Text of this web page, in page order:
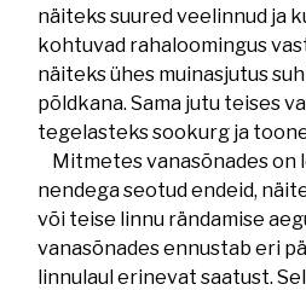
näiteks suured veelinnud ja
kohtuvad rahaloomingus
näiteks ühes muinasjutus
põldkana. Sama jutu teises
tegelasteks sookurg ja
Mitmetes vanasõnades on
nendega seotud endeid,
või teise linnu rändamise
vanasõnades ennustab eri
linnulaul erinevat saatust.